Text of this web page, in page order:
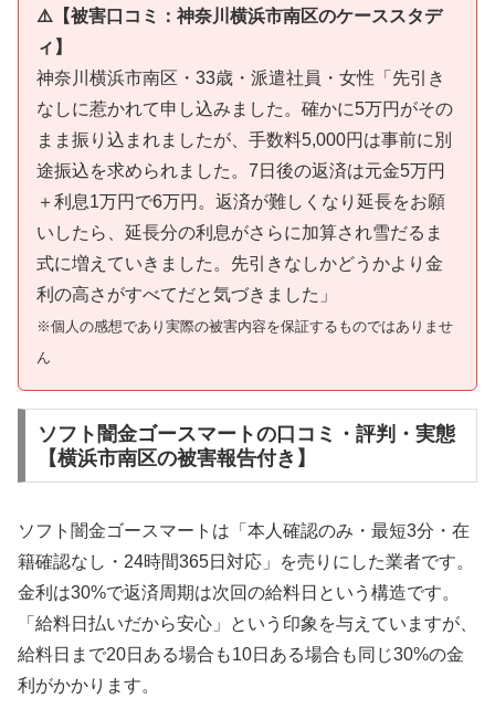
⚠️【被害口コミ：神奈川横浜市南区のケーススタデ
ィ】
神奈川横浜市南区・33歳・派遣社員・女性「先引き
なしに惹かれて申し込みました。確かに5万円がその
まま振り込まれましたが、手数料5,000円は事前に別
途振込を求められました。7日後の返済は元金5万円
＋利息1万円で6万円。返済が難しくなり延長をお願
いしたら、延長分の利息がさらに加算され雪だるま
式に増えていきました。先引きなしかどうかより金
利の高さがすべてだと気づきました」
※個人の感想であり実際の被害内容を保証するものではありませ
ん
ソフト闇金ゴースマートの口コミ・評判・実態
【横浜市南区の被害報告付き】
ソフト闇金ゴースマートは「本人確認のみ・最短3分・在
籍確認なし・24時間365日対応」を売りにした業者です。
金利は30%で返済周期は次回の給料日という構造です。
「給料日払いだから安心」という印象を与えていますが、
給料日まで20日ある場合も10日ある場合も同じ30%の金
利がかかります。